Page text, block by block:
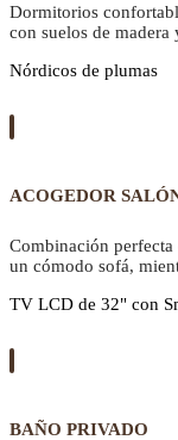
Dormitorios
con suelos de madera
Nórdicos de plumas
ACOGEDOR
Combinación perfecta
un cómodo sofá,
TV LCD de 32" con
BAÑO PRIVADO